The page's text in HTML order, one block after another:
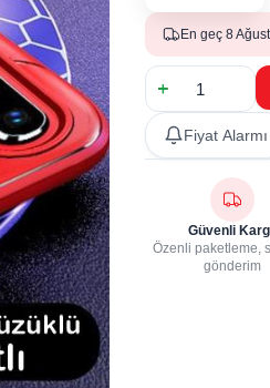
En geç 8
Fiyat Alarmı
Güvenli
Özenli paketleme,
gönderim